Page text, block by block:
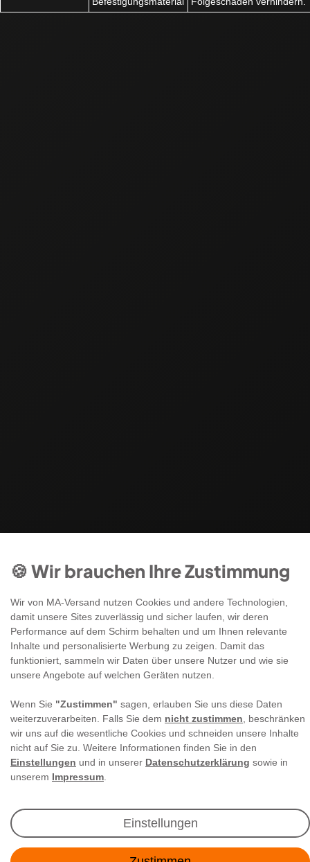
🍪 Wir brauchen Ihre Zustimmung
Wir von MA-Versand nutzen Cookies und andere Technologien,
damit unsere Sites zuverlässig und sicher laufen, wir deren
Performance auf dem Schirm behalten und um Ihnen relevante
Inhalte und personalisierte Werbung zu zeigen. Damit das
funktioniert, sammeln wir Daten über unsere Nutzer und wie sie
unsere Angebote auf welchen Geräten nutzen.
Wenn Sie "Zustimmen" sagen, erlauben Sie uns diese Daten
weiterzuverarbeiten. Falls Sie dem nicht zustimmen , beschränken
wir uns auf die wesentliche Cookies und schneiden unsere Inhalte
nicht auf Sie zu. Weitere Informationen finden Sie in den
Einstellungen und in unserer Datenschutzerklärung sowie in
unserem Impressum
Einstellungen
Newsletter Anmeldung
Angebote & Rabatte per E-Mail erhalten - Geld
E-MAIL **
Ich akzeptiere die
** Hierbei handelt es sich um ein Pflichtfeld.